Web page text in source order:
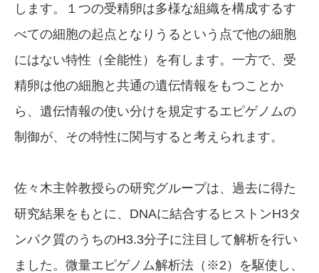
します。１つの受精卵は多様な組織を構成するす
べての細胞の起点となりうるという点で他の細胞
にはない特性（全能性）を有します。一方で、受
精卵は他の細胞と共通の遺伝情報をもつことか
ら、遺伝情報の使い分けを規定するエピゲノムの
制御が、その特性に関与すると考えられます。
佐々木主幹教授らの研究グループは、過去に得た
研究結果をもとに、DNAに結合するヒストンH3タ
ンパク質のうちのH3.3分子に注目して解析を行い
ました。微量エピゲノム解析法（※2）を駆使し、